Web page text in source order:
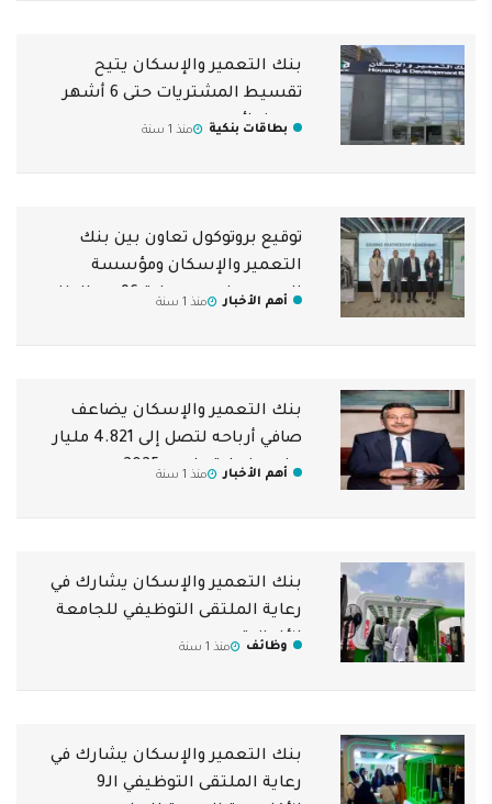
بنك التعمير والإسكان يتيح
تقسيط المشتريات حتى 6 أشهر
دون فوائد
بطاقات بنكية منذ 1 سنة
توقيع بروتوكول تعاون بين بنك
التعمير والإسكان ومؤسسة
أهم الأخبار منذ 1 سنة
بنك التعمير والإسكان يضاعف
صافي أرباحه لتصل إلى 4.821 مليار
جنيه بنهاية مارس 2025
أهم الأخبار منذ 1 سنة
بنك التعمير والإسكان يشارك في
رعاية الملتقى التوظيفي للجامعة
الألمانية
وظائف منذ 1 سنة
بنك التعمير والإسكان يشارك في
رعاية الملتقى التوظيفي الـ9